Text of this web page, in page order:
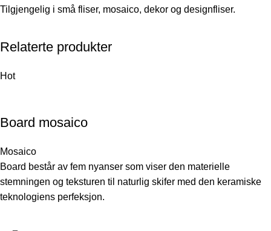
Tilgjengelig i små fliser, mosaico, dekor og designfliser.
Relaterte produkter
Hot
Board mosaico
Mosaico
Board består av fem nyanser som viser den materielle
stemningen og teksturen til naturlig skifer med den keramiske
teknologiens perfeksjon.